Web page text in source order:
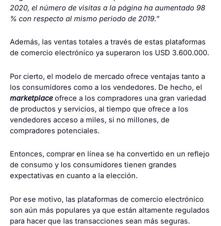
2020, el número de visitas a la página ha aumentado 98
% con respecto al mismo periodo de 2019.”
Además, las ventas totales a través de estas plataformas
de comercio electrónico ya superaron los USD 3.600.000.
Por cierto, el modelo de mercado ofrece ventajas tanto a
los consumidores como a los vendedores. De hecho, el
marketplaceofrece a los compradores una gran variedad
de productos y servicios, al tiempo que ofrece a los
vendedores acceso a miles, si no millones, de
compradores potenciales.
Entonces, comprar en línea se ha convertido en un reflejo
de consumo y los consumidores tienen grandes
expectativas en cuanto a la elección.
Por ese motivo, las plataformas de comercio electrónico
son aún más populares ya que están altamente regulados
para hacer que las transacciones sean más seguras.